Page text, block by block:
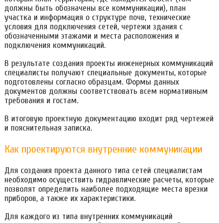
должны быть обозначены все коммуникации), план
участка и информация о структуре почв, технические
условия для подключения сетей, чертежи здания с
обозначенными этажами и места расположения и
подключения коммуникаций.
В результате создания проекты инженерных коммуникаций
специалисты получают специальные документы, которые
подготовлены согласно образцам. Формы данных
документов должны соответствовать всем нормативным
требования и гостам.
В итоговую проектную документацию входит ряд чертежей
и пояснительная записка.
Как проектируются внутренние коммуникации
Для создания проекта данного типа сетей специалистам
необходимо осуществить гидравлические расчеты, которые
позволят определить наиболее подходящие места врезки
приборов, а также их характеристики.
Для каждого из типа внутренних коммуникаций